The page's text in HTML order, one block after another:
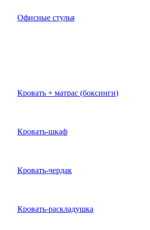
Офисные стулья
Кровать + матрас (боксинги)
Кровать-шкаф
Кровать-чердак
Кровать-раскладушка